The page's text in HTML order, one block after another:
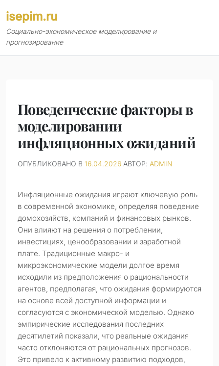
содержимому
isepim.ru
Социально-экономическое моделирование и
прогнозирование
Поведенческие факторы в
моделировании
инфляционных ожиданий
ОПУБЛИКОВАНО В 16.04.2026 АВТОР: ADMIN
Инфляционные ожидания играют ключевую роль
в современной экономике, определяя поведение
домохозяйств, компаний и финансовых рынков.
Они влияют на решения о потреблении,
инвестициях, ценообразовании и заработной
плате. Традиционные макро- и
микроэкономические модели долгое время
исходили из предположения о рациональности
агентов, предполагая, что ожидания формируются
на основе всей доступной информации и
согласуются с экономической моделью. Однако
эмпирические исследования последних
десятилетий показали, что реальные ожидания
часто отклоняются от рациональных прогнозов.
Это привело к активному развитию подходов,